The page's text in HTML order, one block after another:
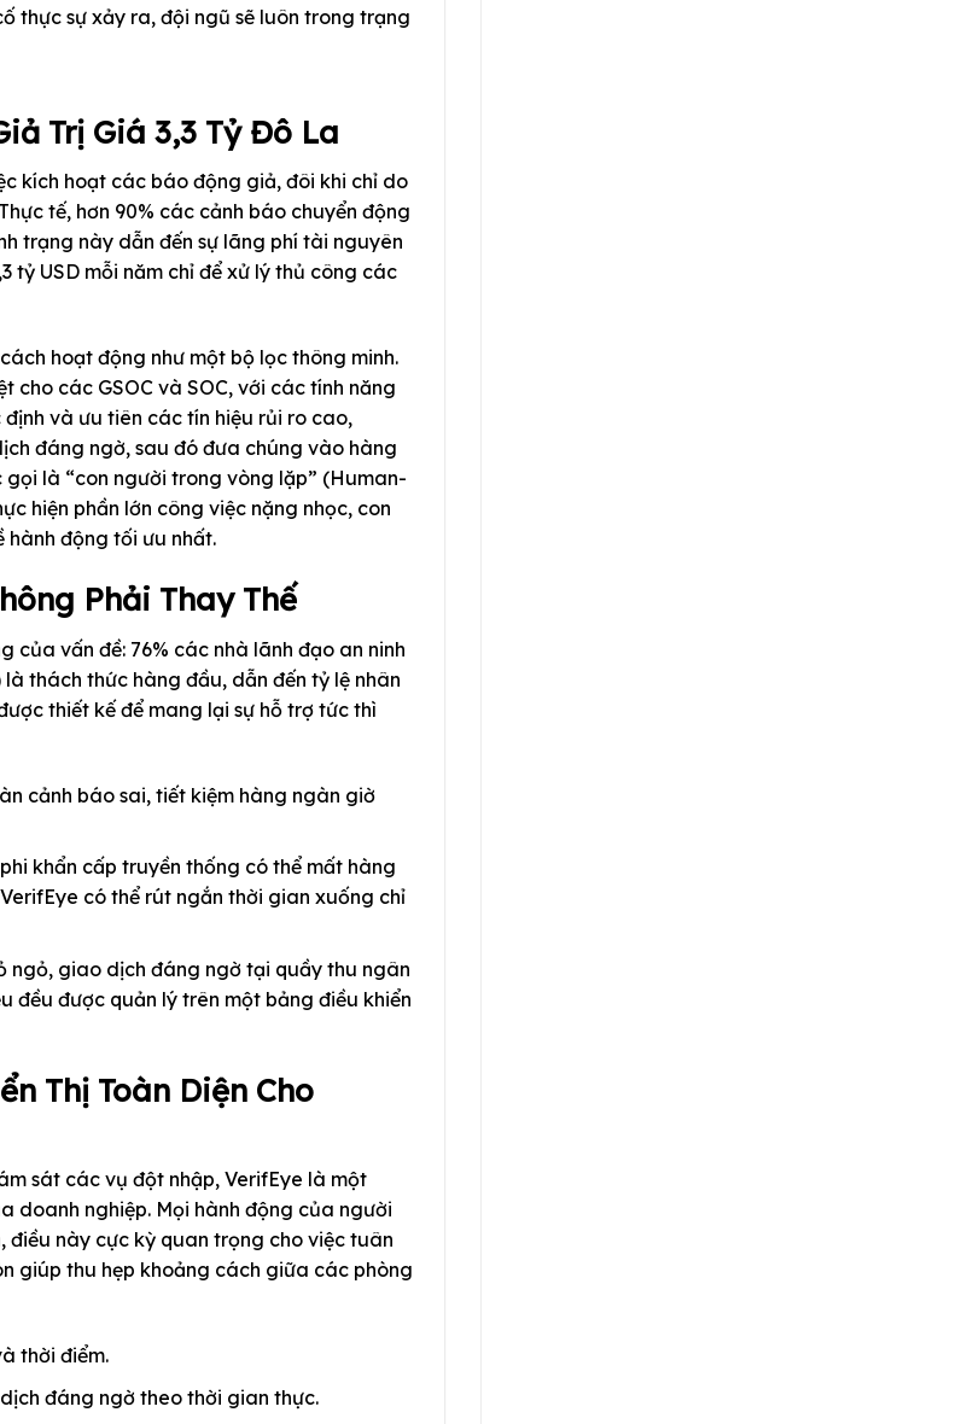
thực sự xảy ra, đội ngũ sẽ luôn trong trạng
Trị Giá 3,3 Tỷ Đô La
kích hoạt các báo động giả, đôi khi chỉ do
tế, hơn 90% các cảnh báo chuyển động
trạng này dẫn đến sự lãng phí tài nguyên
tỷ USD mỗi năm chỉ để xử lý thủ công các
hoạt động như một bộ lọc thông minh.
các GSOC và SOC, với các tính năng
và ưu tiên các tín hiệu rủi ro cao,
đáng ngờ, sau đó đưa chúng vào hàng
là “con người trong vòng lặp” (Human-
hiện phần lớn công việc nặng nhọc, con
động tối ưu nhất.
Phải Thay Thế
của vấn đề: 76% các nhà lãnh đạo an ninh
thách thức hàng đầu, dẫn đến tỷ lệ nhân
thiết kế để mang lại sự hỗ trợ tức thì
cảnh báo sai, tiết kiệm hàng ngàn giờ
khẩn cấp truyền thống có thể mất hàng
có thể rút ngắn thời gian xuống chỉ
ngỏ, giao dịch đáng ngờ tại quầy thu ngân
đều được quản lý trên một bảng điều khiển
Thị Toàn Diện Cho
sát các vụ đột nhập, VerifEye là một
doanh nghiệp. Mọi hành động của người
điều này cực kỳ quan trọng cho việc tuân
giúp thu hẹp khoảng cách giữa các phòng
thời điểm.
đáng ngờ theo thời gian thực.